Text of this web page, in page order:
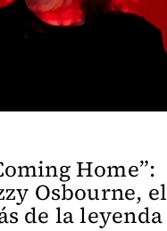
Home”:
Osbourne, el
de la leyenda